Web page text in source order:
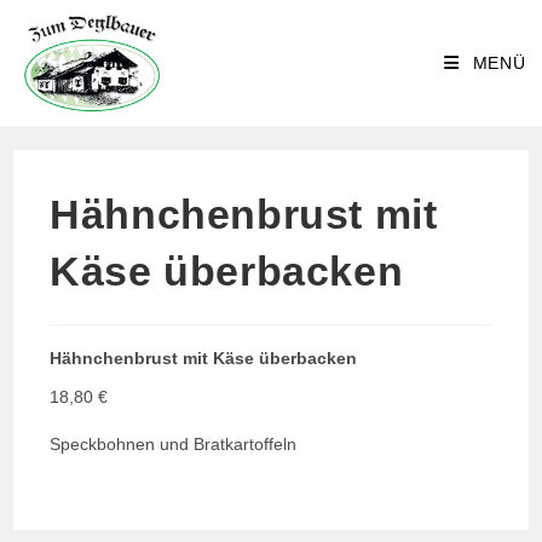
Inhalt
springen
MENÜ
Hähnchenbrust mit
Käse überbacken
Hähnchenbrust mit Käse überbacken
18,80 €
Speckbohnen und Bratkartoffeln